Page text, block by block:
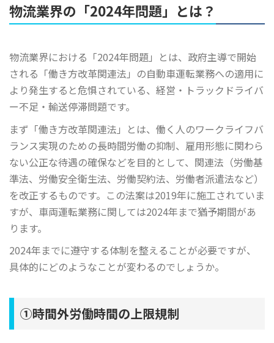
物流業界の「2024年問題」とは？
物流業界における「2024年問題」とは、政府主導で開始
される「働き方改革関連法」の自動車運転業務への適用に
より発生すると危惧されている、経営・トラックドライバ
ー不足・輸送停滞問題です。
まず「働き方改革関連法」とは、働く人のワークライフバ
ランス実現のための長時間労働の抑制、雇用形態に関わら
ない公正な待遇の確保などを目的として、関連法（労働基
準法、労働安全衛生法、労働契約法、労働者派遣法など）
を改正するものです。この法案は2019年に施工されていま
すが、車両運転業務に関しては2024年まで猶予期間があ
ります。
2024年までに遵守する体制を整えることが必要ですが、
具体的にどのようなことが変わるのでしょうか。
①時間外労働時間の上限規制